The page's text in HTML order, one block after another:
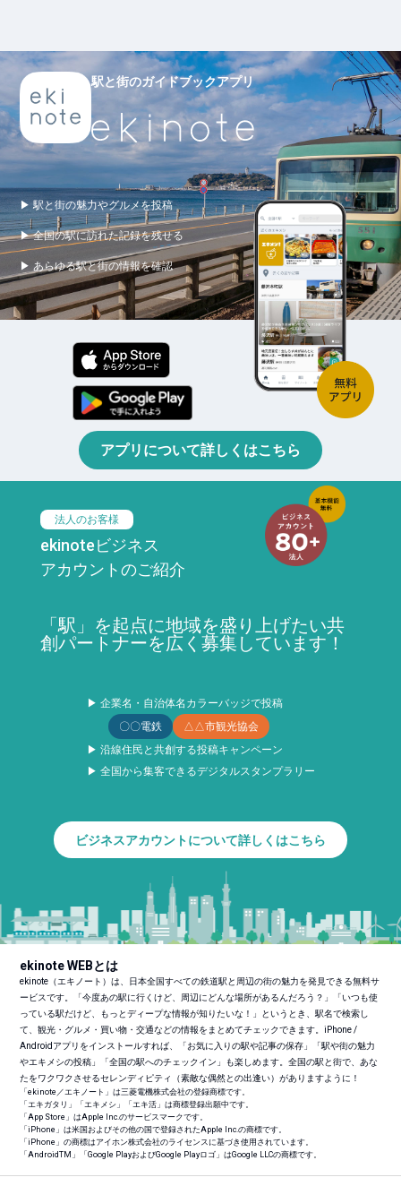
駅と街のガイドブックアプリ
▶ 駅と街の魅力やグルメを投稿
▶ 全国の駅に訪れた記録を残せる
▶ あらゆる駅と街の情報を確認
アプリについて詳しくはこちら
法人のお客様
ekinoteビジネス
アカウントのご紹介
「駅」を起点に地域を盛り上げたい共
創パートナーを広く募集しています！
▶ 企業名・自治体名カラーバッジで投稿
〇〇電鉄
△△市観光協会
▶ 沿線住民と共創する投稿キャンペーン
▶ 全国から集客できるデジタルスタンプラリー
ビジネスアカウントについて詳しくはこちら
ekinote WEBとは
ekinote（エキノート）は、日本全国すべての鉄道駅と周辺の街の魅力を発見できる無料サ
ービスです。「今度あの駅に行くけど、周辺にどんな場所があるんだろう？」「いつも使
っている駅だけど、もっとディープな情報が知りたいな！」というとき、駅名で検索し
て、観光・グルメ・買い物・交通などの情報をまとめてチェックできます。iPhone /
Androidアプリをインストールすれば、「お気に入りの駅や記事の保存」「駅や街の魅力
やエキメシの投稿」「全国の駅へのチェックイン」も楽しめます。全国の駅と街で、あな
たをワクワクさせるセレンディピティ（素敵な偶然との出逢い）がありますように！
「ekinote／エキノート」は三菱電機株式会社の登録商標です。
「エキガタリ」「エキメシ」「エキ活」は商標登録出願中です。
「App Store」はApple Inc.のサービスマークです。
「iPhone」は米国およびその他の国で登録されたApple Inc.の商標です。
「iPhone」の商標はアイホン株式会社のライセンスに基づき使用されています。
「AndroidTM 」「Google PlayおよびGoogle Playロゴ」はGoogle LLCの商標です。